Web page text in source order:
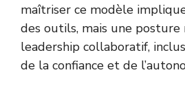
maîtriser ce modèle
des outils, mais une posture
leadership collaboratif,
de la confiance et de